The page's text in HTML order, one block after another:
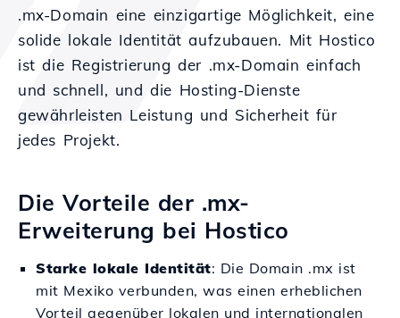
.mx-Domain eine einzigartige Möglichkeit, eine
solide lokale Identität aufzubauen. Mit Hostico
ist die Registrierung der .mx-Domain einfach
und schnell, und die Hosting-Dienste
gewährleisten Leistung und Sicherheit für
jedes Projekt.
Die Vorteile der .mx-
Erweiterung bei Hostico
Starke lokale Identität: Die Domain .mx ist
mit Mexiko verbunden, was einen erheblichen
Vorteil gegenüber lokalen und internationalen